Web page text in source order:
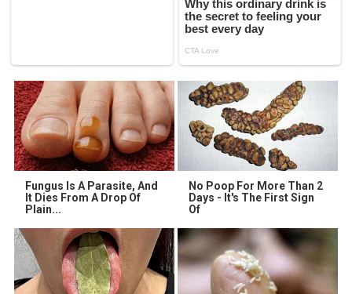
Fungus Is A Parasite, And
It Dies From A Drop Of
Plain...
No Poop For More Than 2
Days - It's The First Sign
Of